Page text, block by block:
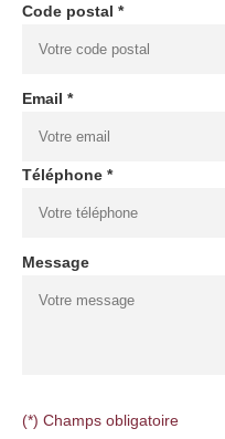
Code postal *
Email *
Téléphone *
Message
(*) Champs obligatoire